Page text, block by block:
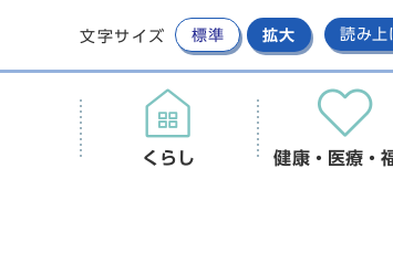
文字サイズ 標準 拡大 読み上
くらし 健康・医療・